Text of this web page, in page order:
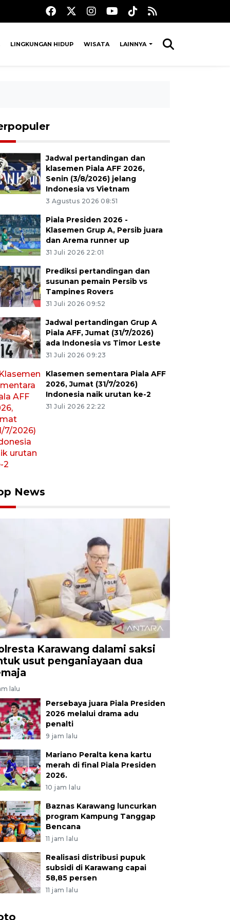
LINGKUNGAN HIDUP WISATA LAINNYA
Jadwal pertandingan dan
klasemen Piala AFF 2026,
Senin (3/8/2026) jelang
Indonesia vs Vietnam
3 Agustus 2026 08:51
Piala Presiden 2026 -
Klasemen Grup A, Persib juara
dan Arema runner up
31 Juli 2026 22:01
Prediksi pertandingan dan
susunan pemain Persib vs
Tampines Rovers
31 Juli 2026 09:52
Jadwal pertandingan Grup A
Piala AFF, Jumat (31/7/2026)
ada Indonesia vs Timor Leste
31 Juli 2026 09:23
Klasemen sementara Piala AFF
2026, Jumat (31/7/2026)
Indonesia naik urutan ke-2
31 Juli 2026 22:22
News
Karawang dalami saksi
usut penganiayaan dua
lalu
Persebaya juara Piala Presiden
2026 melalui drama adu
penalti
9 jam lalu
Mariano Peralta kena kartu
merah di final Piala Presiden
2026.
10 jam lalu
Baznas Karawang luncurkan
program Kampung Tanggap
Bencana
11 jam lalu
Realisasi distribusi pupuk
subsidi di Karawang capai
58,85 persen
11 jam lalu